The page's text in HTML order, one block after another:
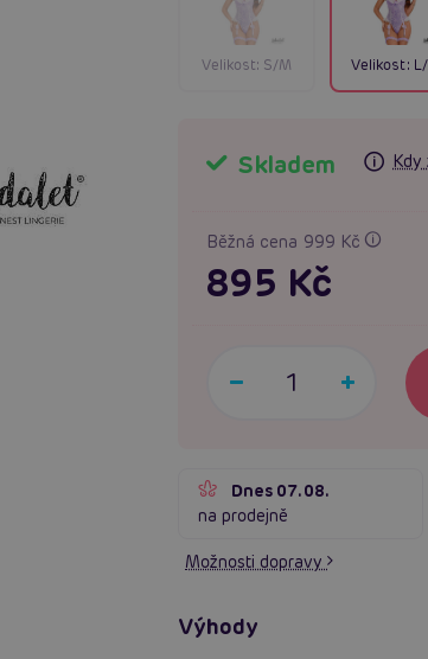
Velikost: S/M Velikost: L/
Skladem Kdy
Běžná cena 999 Kč
895 Kč
Dnes 07.08.
na prodejně
Možnosti dopravy
Výhody